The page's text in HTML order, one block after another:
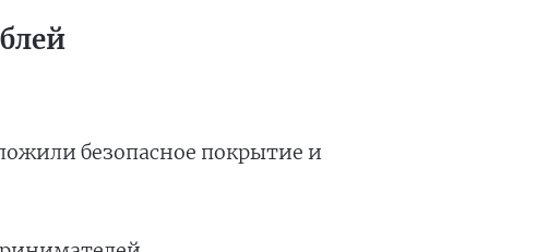
безопасное покрытие и